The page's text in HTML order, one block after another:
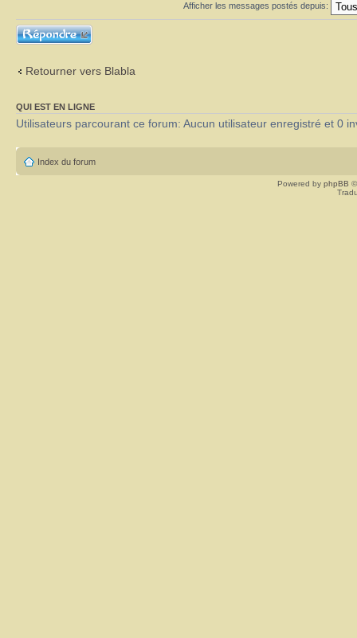
Afficher les messages postés depuis:
Répondre
Retourner vers Blabla
QUI EST EN LIGNE
Utilisateurs parcourant ce forum: Aucun utilisateur enregistré et 0
Index du forum
Powered by phpBB